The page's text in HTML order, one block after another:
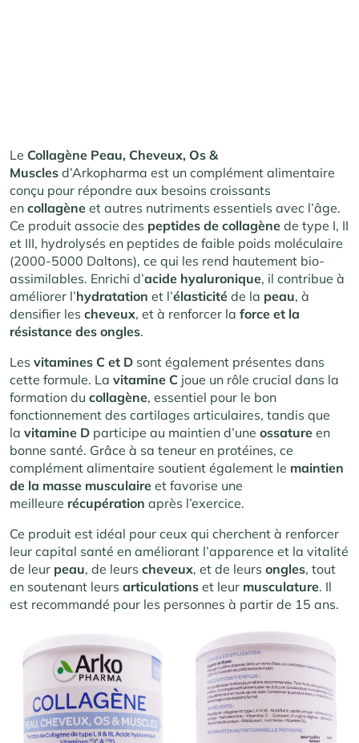
Le Collagène Peau, Cheveux, Os &
Muscles d’Arkopharma est un complément alimentaire
conçu pour répondre aux besoins croissants
en collagène et autres nutriments essentiels avec l’âge.
Ce produit associe des peptides de collagène de type I, II
et III, hydrolysés en peptides de faible poids moléculaire
(2000-5000 Daltons), ce qui les rend hautement bio-
assimilables. Enrichi d’acide hyaluronique, il contribue à
améliorer l’hydratation et l’élasticité de la peau, à
densifier les cheveux, et à renforcer la force et la
résistance des ongles.
Les vitamines C et D sont également présentes dans
cette formule. La vitamine C joue un rôle crucial dans la
formation du collagène, essentiel pour le bon
fonctionnement des cartilages articulaires, tandis que
la vitamine D participe au maintien d’une ossature en
bonne santé. Grâce à sa teneur en protéines, ce
complément alimentaire soutient également le maintien
de la masse musculaire et favorise une
meilleure récupération après l’exercice.
Ce produit est idéal pour ceux qui cherchent à renforcer
leur capital santé en améliorant l’apparence et la vitalité
de leur peau, de leurs cheveux, et de leurs ongles, tout
en soutenant leurs articulations et leur musculature. Il
est recommandé pour les personnes à partir de 15 ans.